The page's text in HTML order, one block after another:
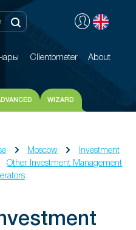
Clientometer About
Clientometer About
WIZARD
Moscow
Investment
Other Investment Management